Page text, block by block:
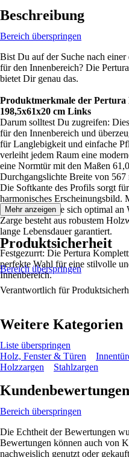
Beschreibung
Bereich überspringen
Bist Du auf der Suche nach
für den Innenbereich? Die
bietet Dir genau das.
Produktmerkmale der Pertura
198,5x61x20 cm Links
Darum solltest Du zugreifen:
für den Innenbereich und
für Langlebigkeit und einfache
verleiht jedem Raum eine
eine Normtür mit den Maßen
Durchgangslichte Breite von
Die Softkante des Profils sorgt
harmonisches Erscheinungsbild.
21,5 cm passt sie sich optimal
Zarge besteht aus robustem
lange Lebensdauer garantiert.
Festgezurrt: Die Pertura
perfekte Wahl für eine stilvolle
Innenbereich.
Mehr anzeigen
Produktsicherheit
Bereich überspringen
Verantwortlich für
Weitere Kategorien
Liste überspringen
Holz, Fenster & Türen
Holzzargen
Stahlzargen
Kundenbewertungen
Bereich überspringen
Die Echtheit der Bewertungen
Bewertungen können auch von
nachweislich genutzt oder